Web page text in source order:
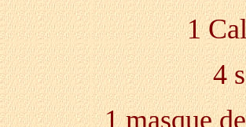
1
4
1 masque